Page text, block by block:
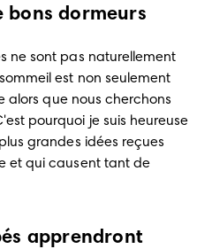
bons dormeurs
ne sont pas naturellement
est non seulement
alors que nous cherchons
pourquoi je suis heureuse
grandes idées reçues
et qui causent tant de
apprendront